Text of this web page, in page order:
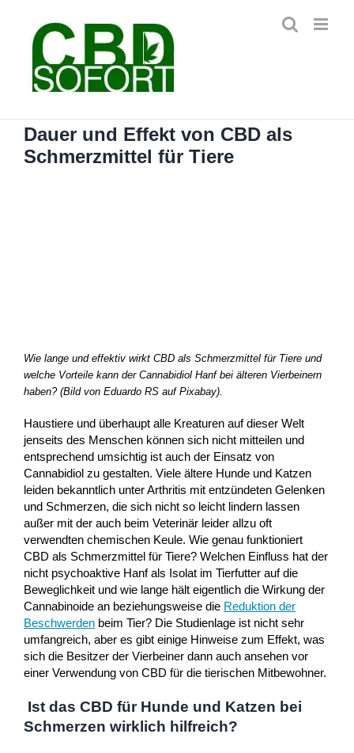
springen
Dauer und Effekt von CBD als
Schmerzmittel für Tiere
Wie lange und effektiv wirkt CBD als Schmerzmittel für Tiere und
welche Vorteile kann der Cannabidiol Hanf bei älteren Vierbeinern
haben? (Bild von Eduardo RS auf Pixabay).
Haustiere und überhaupt alle Kreaturen auf dieser Welt
jenseits des Menschen können sich nicht mitteilen und
entsprechend umsichtig ist auch der Einsatz von
Cannabidiol zu gestalten. Viele ältere Hunde und Katzen
leiden bekanntlich unter Arthritis mit entzündeten Gelenken
und Schmerzen, die sich nicht so leicht lindern lassen
außer mit der auch beim Veterinär leider allzu oft
verwendten chemischen Keule. Wie genau funktioniert
CBD als Schmerzmittel für Tiere? Welchen Einfluss hat der
nicht psychoaktive Hanf als Isolat im Tierfutter auf die
Beweglichkeit und wie lange hält eigentlich die Wirkung der
Cannabinoide an beziehungsweise die Reduktion der
Beschwerden beim Tier? Die Studienlage ist nicht sehr
umfangreich, aber es gibt einige Hinweise zum Effekt, was
sich die Besitzer der Vierbeiner dann auch ansehen vor
einer Verwendung von CBD für die tierischen Mitbewohner.
Ist das CBD für Hunde und Katzen bei
Schmerzen wirklich hilfreich?